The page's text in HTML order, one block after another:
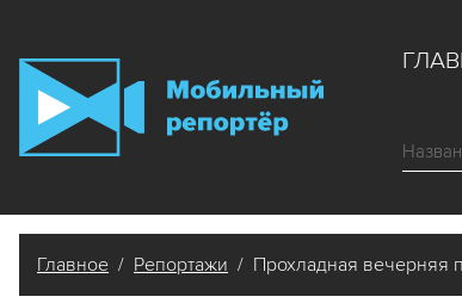
Главное / Репортажи / Прохладная вечерняя